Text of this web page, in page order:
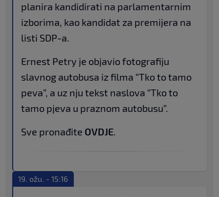
planira kandidirati na parlamentarnim
izborima, kao kandidat za premijera na
listi SDP-a.
Ernest Petry je objavio fotografiju
slavnog autobusa iz filma “Tko to tamo
peva”, a uz nju tekst naslova “Tko to
tamo pjeva u praznom autobusu”.
Sve pronađite OVDJE.
19. ožu. - 15:16